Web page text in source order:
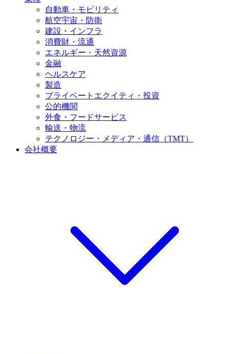
自動車・モビリティ
航空宇宙・防衛
建設・インフラ
消費財・流通
エネルギー・天然資源
金融
ヘルスケア
製造
プライベートエクイティ・投資
公的機関
外食・フードサービス
輸送・物流
テクノロジー・メディア・通信（TMT）
会社概要